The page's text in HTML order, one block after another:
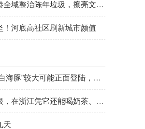
整治陈年垃圾，擦亮文明底色
！河底高社区刷新城市颜值
大可能正面登陆，风雨影响时间长
浙江凭它还能喝奶茶、逛景区
天